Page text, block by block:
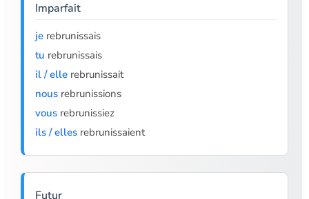
Imparfait
je rebrunissais
tu rebrunissais
il / elle rebrunissait
nous rebrunissions
vous rebrunissiez
ils / elles rebrunissaient
Futur